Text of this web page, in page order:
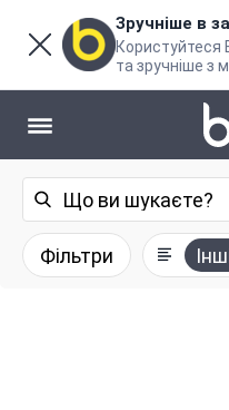
Зручніше в
Користуйтеся
та зручніше з
Фільтри